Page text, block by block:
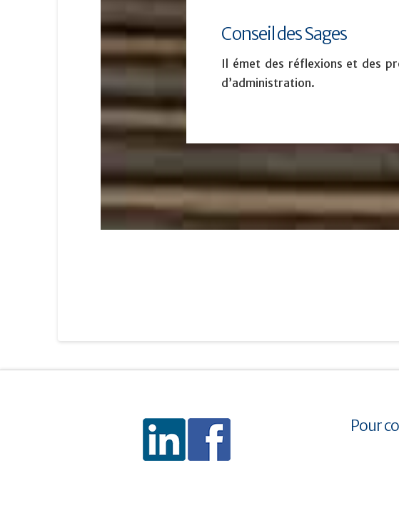
Conseil des Sages
Il émet des réflexions et des
d’administration.
Pour